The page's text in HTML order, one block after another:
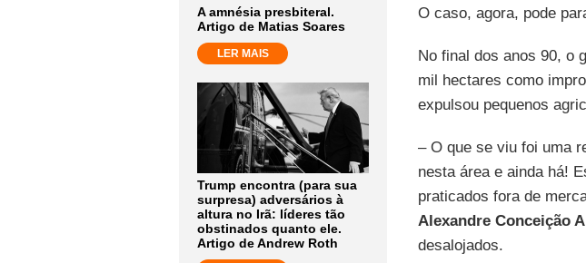
A amnésia presbiteral.
Artigo de Matias Soares
LER MAIS
Trump encontra (para sua
surpresa) adversários à
altura no Irã: líderes tão
obstinados quanto ele.
Artigo de Andrew Roth
O caso, agora, pode
No final dos anos 90, o
mil hectares como
expulsou pequenos
– O que se viu foi uma
nesta área e ainda há!
praticados fora de
Alexandre Conceição
desalojados.